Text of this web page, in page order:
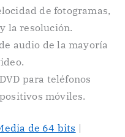
de fotogramas,
la resolución.
audio de la mayoría
para teléfonos
móviles.
de 64 bits |